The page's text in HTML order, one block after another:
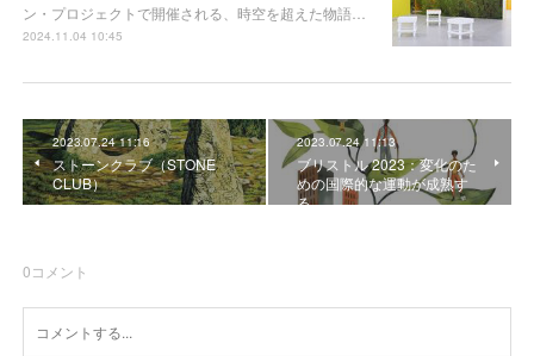
ン・プロジェクトで開催される、時空を超えた物語…
2024.11.04 10:45
2023.07.24 11:16
ストーンクラブ（STONE
CLUB）
2023.07.24 11:13
ブリストル 2023：変化のた
めの国際的な運動が成熟す
る
0コメント